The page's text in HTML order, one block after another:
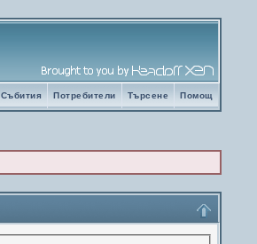
Помощ
Търсене
Потребители
Събития